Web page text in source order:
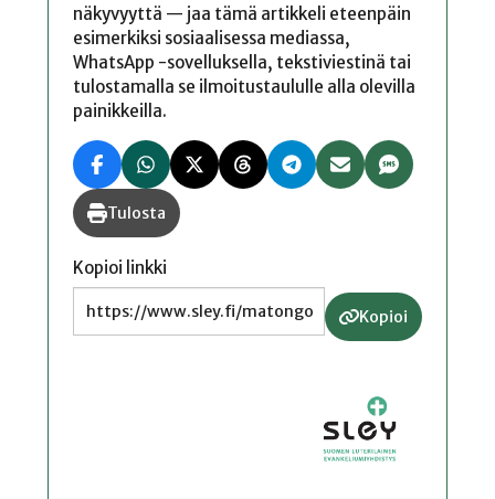
näkyvyyttä — jaa tämä artikkeli eteenpäin
esimerkiksi sosiaalisessa mediassa,
WhatsApp -sovelluksella, tekstiviestinä tai
tulostamalla se ilmoitustaululle alla olevilla
painikkeilla.
Tulosta
Kopioi linkki
Kopioi